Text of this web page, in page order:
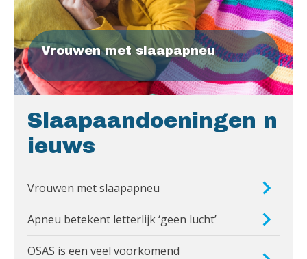
Vrouwen met slaapapneu
Slaapaandoeningen n
ieuws
Vrouwen met slaapapneu
Apneu betekent letterlijk ‘geen lucht’
OSAS is een veel voorkomend